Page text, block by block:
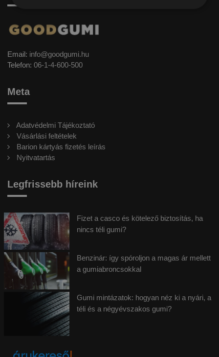
Email: info@goodgumi.hu
Telefon: 06-1-4-600-500
Meta
Adatvédelmi Tájékoztató
Vásárlási feltételek
Barion kártyás fizetés leírás
Nyitvatartás
Legfrissebb híreink
Fizet a casco és kötelező biztosítás, ha
nincs téli gumi?
Benzinár: így spóroljon a magas ár mellett
a gumiabroncsokkal
Gumi mintázatok: hogyan néz ki a nyári, a
téli és a négyévszakos gumi?